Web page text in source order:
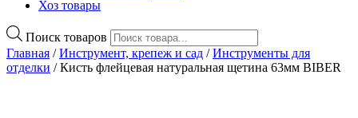
Хоз товары
Поиск товаров
Главная /Инструмент, крепеж и сад /Инструменты для
отделки / Кисть флейцевая натуральная щетина 63мм BIBER